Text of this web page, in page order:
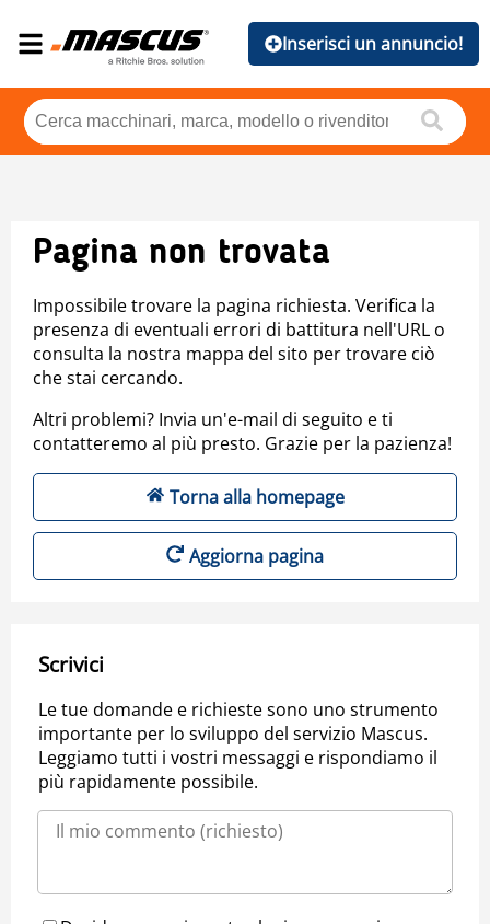
Inserisci un annuncio!
Pagina non trovata
Impossibile trovare la pagina richiesta. Verifica la
presenza di eventuali errori di battitura nell'URL o
consulta la nostra mappa del sito per trovare ciò
che stai cercando.
Altri problemi? Invia un'e-mail di seguito e ti
contatteremo al più presto. Grazie per la pazienza!
Torna alla homepage
Aggiorna pagina
Scrivici
Le tue domande e richieste sono uno strumento
importante per lo sviluppo del servizio Mascus.
Leggiamo tutti i vostri messaggi e rispondiamo il
più rapidamente possibile.